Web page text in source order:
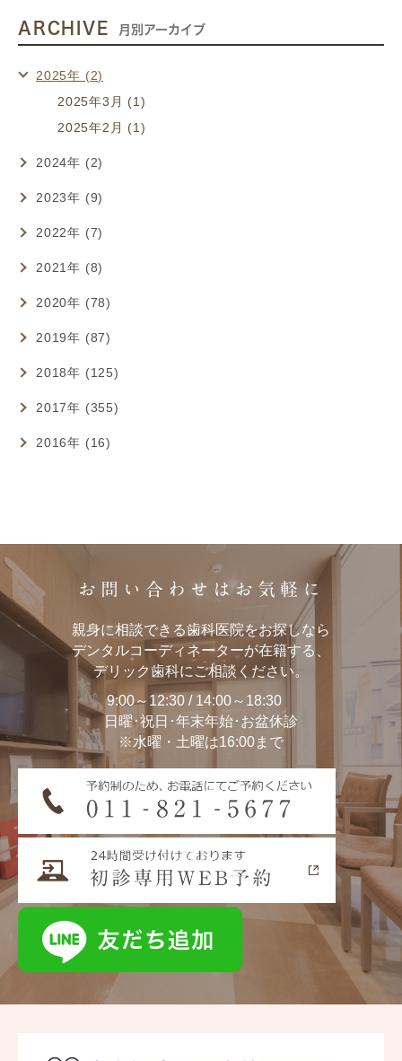
ARCHIVE 月別アーカイブ
2025年 (2)
2025年3月 (1)
2025年2月 (1)
2024年 (2)
2023年 (9)
2022年 (7)
2021年 (8)
2020年 (78)
2019年 (87)
2018年 (125)
2017年 (355)
2016年 (16)
お問い合わせはお気軽に
親身に相談できる歯科医院をお探しなら
デンタルコーディネーターが在籍する、
デリック歯科にご相談ください。
9:00～12:30 / 14:00～18:30
日曜･祝日･年末年始･お盆休診
※水曜・土曜は16:00まで